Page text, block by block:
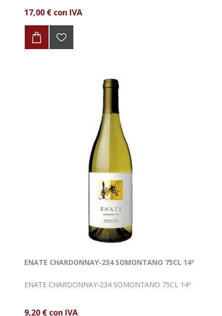
17,00 € con IVA
ENATE CHARDONNAY-234 SOMONTANO 75CL 14º
ENATE CHARDONNAY-234 SOMONTANO 75CL 14º
9,20 € con IVA